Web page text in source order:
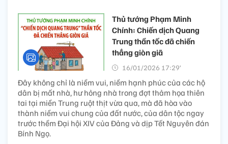
Thủ tướng Phạm Minh
Chính: Chiến dịch Quang
Trung thần tốc đã chiến
thắng giòn giã
16/01/2026 17:29’
Đây không chỉ là niềm vui, niềm hạnh phúc của các hộ
dân bị mất nhà, hư hỏng nhà trong đợt thảm họa thiên
tai tại miền Trung ruột thịt vừa qua, mà đã hòa vào
thành niềm vui chung của đất nước, của dân tộc ngay
trước thềm Đại hội XIV của Đảng và dịp Tết Nguyên đán
Bính Ngọ.